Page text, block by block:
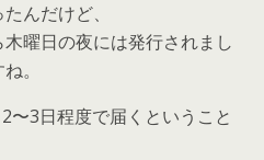
んだけど、
曜日の夜には発行されまし
。
〜3日程度で届くということ